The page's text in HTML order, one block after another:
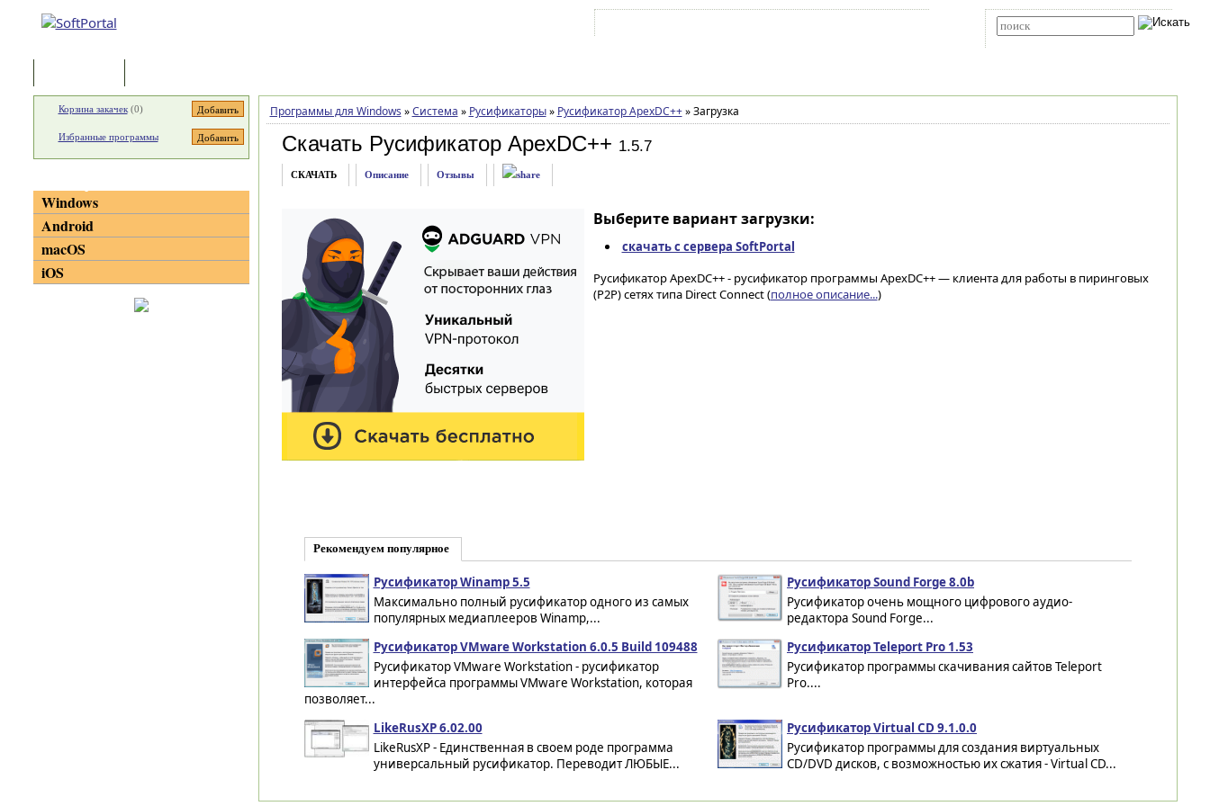
Программы для Windows » Система » Русификаторы » Русификатор ApexDC++ »Загрузка
Скачать Русификатор ApexDC++ 1.5.7
СКАЧАТЬ Описание Отзывы
Выберите вариант загрузки:
скачать с сервера SoftPortal
Русификатор ApexDC++ - русификатор программы ApexDC++ — клиента для работы в пиринговых
(P2P) сетях типа Direct Connect (полное описание...)
Рекомендуем популярное
Русификатор Winamp 5.5
Максимально полный русификатор одного из самых
популярных медиаплееров Winamp,...
Русификатор Sound Forge 8.0b
Pусификатор очень мощного цифрового аудио-
редактора Sound Forge...
Русификатор VMware Workstation 6.0.5 Build 109488
Русификатор VMware Workstation - русификатор
интерфейса программы VMware Workstation, которая
позволяет...
Русификатор Teleport Pro 1.53
Русификатор программы скачивания сайтов Teleport
Pro....
LikeRusXP 6.02.00
LikeRusXP - Единственная в своем роде программа
универсальный русификатор. Переводит ЛЮБЫЕ...
Русификатор Virtual CD 9.1.0.0
Русификатор программы для создания виртуальных
CD/DVD дисков, с возможностью их сжатия - Virtual CD...
Корзина закачек(0)
Избранные программы
Windows
Android
macOS
iOS